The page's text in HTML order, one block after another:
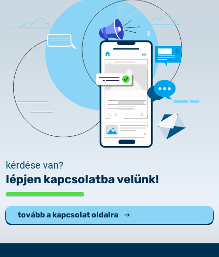
kérdése van?
lépjen kapcsolatba velünk!
tovább a kapcsolat oldalra